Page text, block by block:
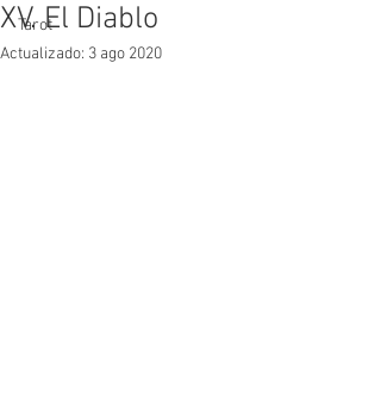
Tarot
XV. El Diablo
Actualizado: 3 ago 2020